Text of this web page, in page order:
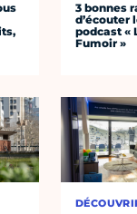
3 bonnes
d’écouter
podcast «
Fumoir »